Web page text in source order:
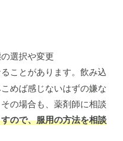
選択や変更
ことがあります。飲み込
めば感じないはずの嫌な
の場合も、薬剤師に相談
ので、服用の方法を相談